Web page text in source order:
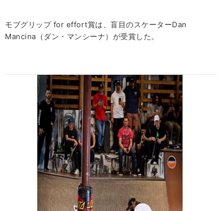
モブグリップ for effort賞は、盲目のスケーターDan
Mancina（ダン・マンシーナ）が受賞した。